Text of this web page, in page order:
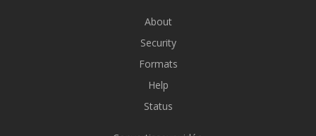
About
Security
Formats
Help
Status